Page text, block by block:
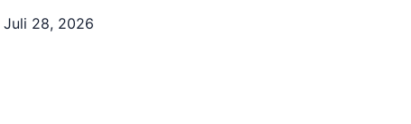
Juli 28, 2026